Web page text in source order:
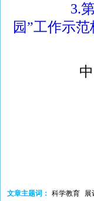
3.
园”工作示
文章主题词： 科学教育 展